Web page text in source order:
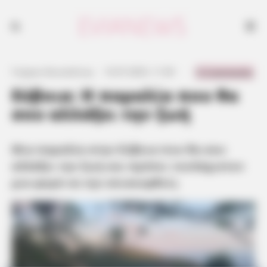
Εύβοια: Η παραλία που θα
σου αλλάξει την ζωή
Μια παραλία στην Εύβοια που θα σου